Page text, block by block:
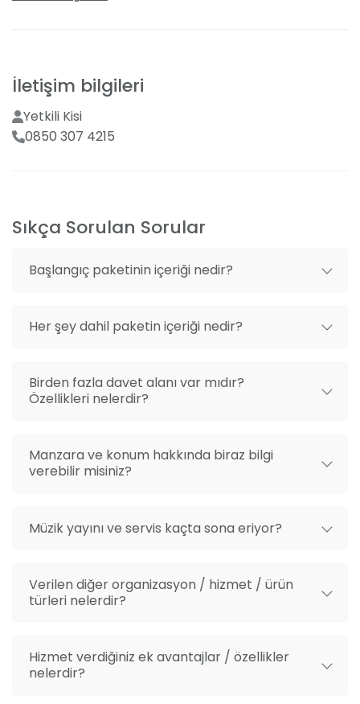
Yüksek tavan
Catering
Organizasyon danışmanlığı
Yemek servisi
İletişim bilgileri
Yetkili Kisi
0850 307 4215
Sıkça Sorulan Sorular
Başlangıç paketinin içeriği nedir?
Her şey dahil paketin içeriği nedir?
Birden fazla davet alanı var mıdır?
Özellikleri nelerdir?
Manzara ve konum hakkında biraz bilgi
verebilir misiniz?
Müzik yayını ve servis kaçta sona eriyor?
Verilen diğer organizasyon / hizmet / ürün
türleri nelerdir?
Hizmet verdiğiniz ek avantajlar / özellikler
nelerdir?